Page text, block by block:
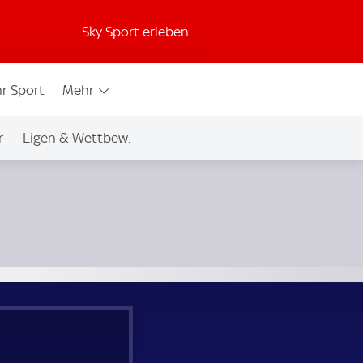
Sky Sport erleben
Sport Mehr
Ligen & Wettbew.